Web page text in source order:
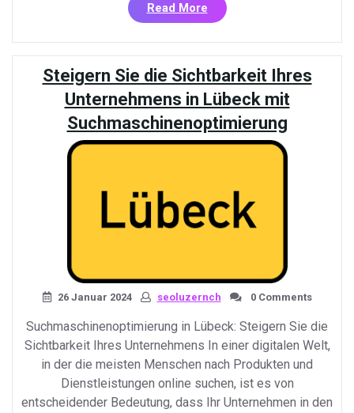
Read More«Steigern
Sie
die
Online-
Sichtbarkeit
Ihres
Unternehmens
in
Mainz
Steigern Sie die Sichtbarkeit Ihres
Unternehmens in Lübeck mit
Suchmaschinenoptimierung
26 Januar 2024 seoluzernch 0 Comments
Suchmaschinenoptimierung in Lübeck: Steigern Sie die
Sichtbarkeit Ihres Unternehmens In einer digitalen Welt,
in der die meisten Menschen nach Produkten und
Dienstleistungen online suchen, ist es von
entscheidender Bedeutung, dass Ihr Unternehmen in den